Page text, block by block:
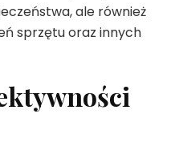
ale również
sprzętu oraz innych